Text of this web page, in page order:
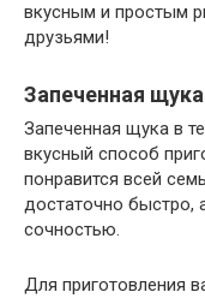
вкусным и простым
друзьями!
Запеченная
Запеченная щука в
вкусный способ
понравится всей
достаточно быстро,
сочностью.
Для приготовления